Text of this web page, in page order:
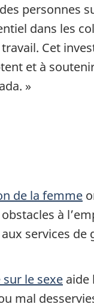
personnes
dans les
Cet
et à
»
de la femme
à
services de
le sexe aide
mal